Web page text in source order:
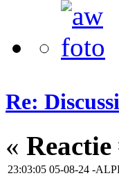
Re:
«
23:03:05 05-08-24 -